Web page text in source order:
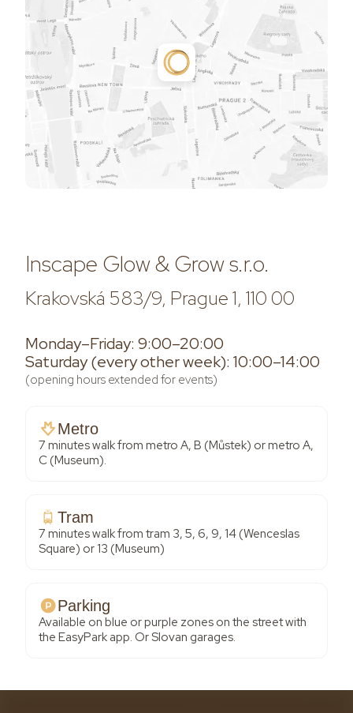
Inscape Glow & Grow s.r.o.
Krakovská 583/9, Prague 1, 110 00
Monday–Friday: 9:00–20:00
Saturday (every other week): 10:00–14:00
(opening hours extended for events)
Metro
7 minutes walk from metro A, B (Můstek) or metro A,
C (Museum).
Tram
7 minutes walk from tram 3, 5, 6, 9, 14 (Wenceslas
Square) or 13 (Museum)
Parking
Available on blue or purple zones on the street with
the EasyPark app. Or Slovan garages.